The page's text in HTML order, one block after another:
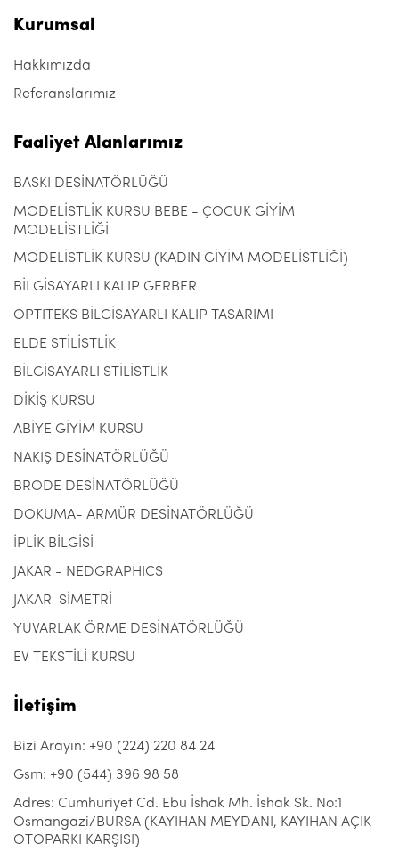
Kurumsal
Hakkımızda
Referanslarımız
Faaliyet Alanlarımız
BASKI DESİNATÖRLÜĞÜ
MODELİSTLİK KURSU BEBE - ÇOCUK GİYİM
MODELİSTLİĞİ
MODELİSTLİK KURSU (KADIN GİYİM MODELİSTLİĞİ)
BİLGİSAYARLI KALIP GERBER
OPTITEKS BİLGİSAYARLI KALIP TASARIMI
ELDE STİLİSTLİK
BİLGİSAYARLI STİLİSTLİK
DİKİŞ KURSU
ABİYE GİYİM KURSU
NAKIŞ DESİNATÖRLÜĞÜ
BRODE DESİNATÖRLÜĞÜ
DOKUMA- ARMÜR DESİNATÖRLÜĞÜ
İPLİK BİLGİSİ
JAKAR - NEDGRAPHICS
JAKAR-SİMETRİ
YUVARLAK ÖRME DESİNATÖRLÜĞÜ
EV TEKSTİLİ KURSU
İletişim
Bizi Arayın: +90 (224) 220 84 24
Gsm: +90 (544) 396 98 58
Adres: Cumhuriyet Cd. Ebu İshak Mh. İshak Sk. No:1
Osmangazi/BURSA (KAYIHAN MEYDANI, KAYIHAN AÇIK
OTOPARKI KARŞISI)